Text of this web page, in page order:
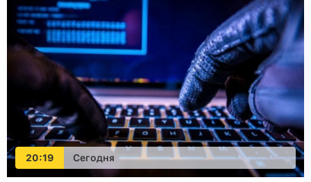
20:19 Сегодня